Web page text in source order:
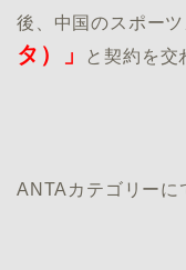
後、中国のスポー
タ）」
と契約を交
ANTAカテゴリーに